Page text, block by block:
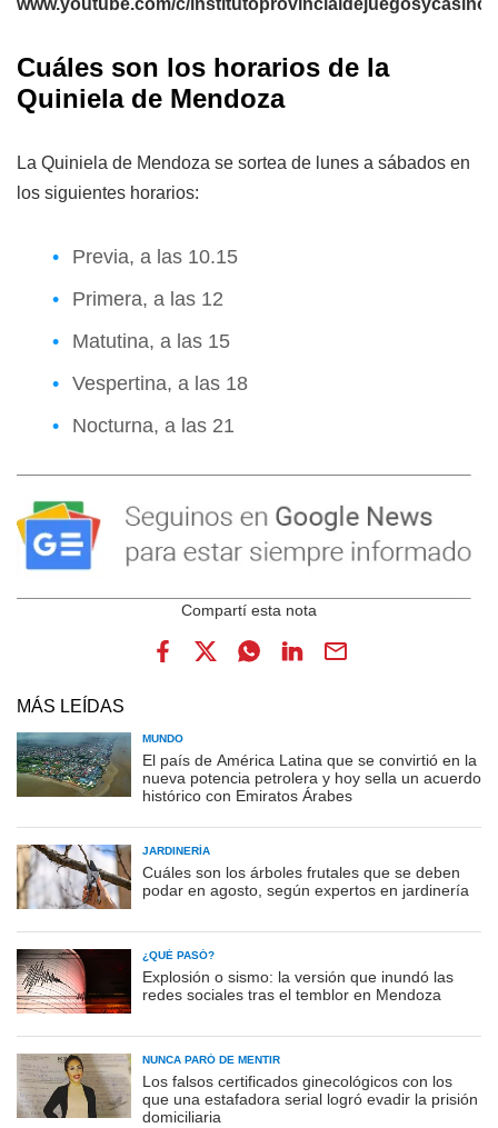
Cuáles son los horarios de la
Quiniela de Mendoza
La Quiniela de Mendoza se sortea de lunes a sábados en
los siguientes horarios:
Previa, a las 10.15
Primera, a las 12
Matutina, a las 15
Vespertina, a las 18
Nocturna, a las 21
MÁS LEÍDAS
MUNDO
El país de América Latina que se convirtió en la
nueva potencia petrolera y hoy sella un acuerdo
histórico con Emiratos Árabes
JARDINERÍA
Cuáles son los árboles frutales que se deben
podar en agosto, según expertos en jardinería
¿QUÉ PASÓ?
Explosión o sismo: la versión que inundó las
redes sociales tras el temblor en Mendoza
NUNCA PARÓ DE MENTIR
Los falsos certificados ginecológicos con los
que una estafadora serial logró evadir la prisión
domiciliaria